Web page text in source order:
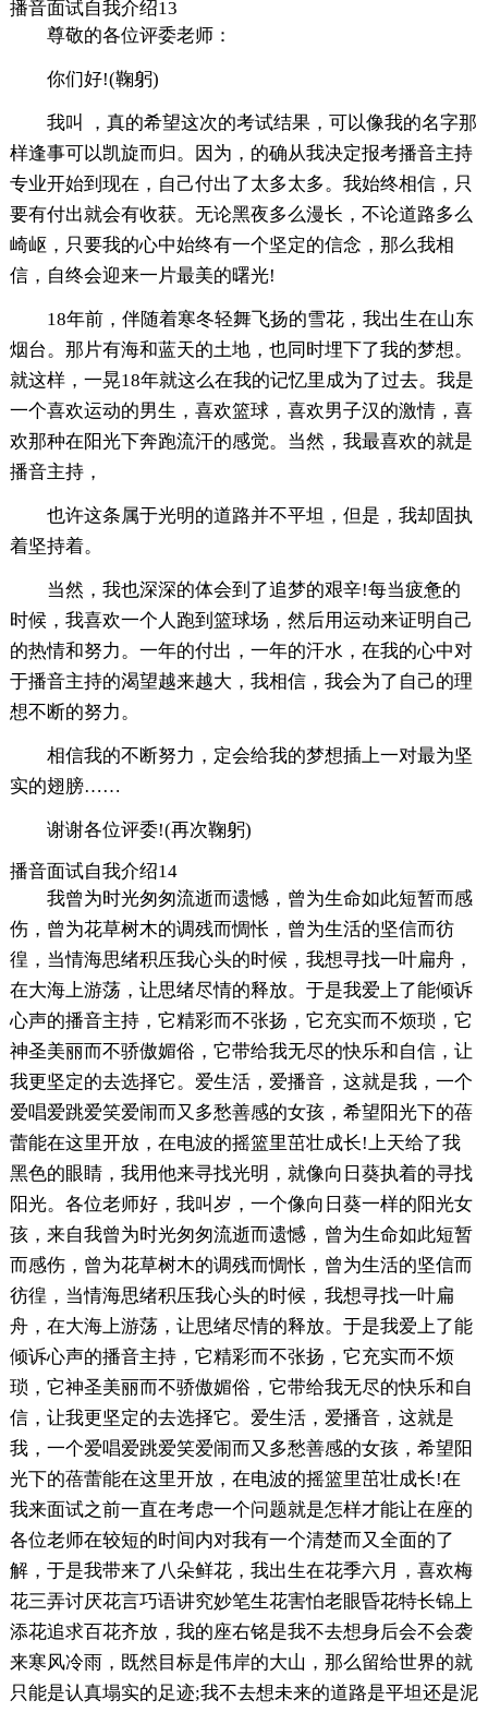
播音面试自我介绍13
尊敬的各位评委老师：
你们好!(鞠躬)
我叫 ，真的希望这次的考试结果，可以像我的名字那
样逢事可以凯旋而归。因为，的确从我决定报考播音主持
专业开始到现在，自己付出了太多太多。我始终相信，只
要有付出就会有收获。无论黑夜多么漫长，不论道路多么
崎岖，只要我的心中始终有一个坚定的信念，那么我相
信，自终会迎来一片最美的曙光!
18年前，伴随着寒冬轻舞飞扬的雪花，我出生在山东
烟台。那片有海和蓝天的土地，也同时埋下了我的梦想。
就这样，一晃18年就这么在我的记忆里成为了过去。我是
一个喜欢运动的男生，喜欢篮球，喜欢男子汉的激情，喜
欢那种在阳光下奔跑流汗的感觉。当然，我最喜欢的就是
播音主持，
也许这条属于光明的道路并不平坦，但是，我却固执
着坚持着。
当然，我也深深的体会到了追梦的艰辛!每当疲惫的
时候，我喜欢一个人跑到篮球场，然后用运动来证明自己
的热情和努力。一年的付出，一年的汗水，在我的心中对
于播音主持的渴望越来越大，我相信，我会为了自己的理
想不断的努力。
相信我的不断努力，定会给我的梦想插上一对最为坚
实的翅膀……
谢谢各位评委!(再次鞠躬)
播音面试自我介绍14
我曾为时光匆匆流逝而遗憾，曾为生命如此短暂而感
伤，曾为花草树木的调残而惆怅，曾为生活的坚信而彷
徨，当情海思绪积压我心头的时候，我想寻找一叶扁舟，
在大海上游荡，让思绪尽情的释放。于是我爱上了能倾诉
心声的播音主持，它精彩而不张扬，它充实而不烦琐，它
神圣美丽而不骄傲媚俗，它带给我无尽的快乐和自信，让
我更坚定的去选择它。爱生活，爱播音，这就是我，一个
爱唱爱跳爱笑爱闹而又多愁善感的女孩，希望阳光下的蓓
蕾能在这里开放，在电波的摇篮里茁壮成长!上天给了我
黑色的眼睛，我用他来寻找光明，就像向日葵执着的寻找
阳光。各位老师好，我叫岁，一个像向日葵一样的阳光女
孩，来自我曾为时光匆匆流逝而遗憾，曾为生命如此短暂
而感伤，曾为花草树木的调残而惆怅，曾为生活的坚信而
彷徨，当情海思绪积压我心头的时候，我想寻找一叶扁
舟，在大海上游荡，让思绪尽情的释放。于是我爱上了能
倾诉心声的播音主持，它精彩而不张扬，它充实而不烦
琐，它神圣美丽而不骄傲媚俗，它带给我无尽的快乐和自
信，让我更坚定的去选择它。爱生活，爱播音，这就是
我，一个爱唱爱跳爱笑爱闹而又多愁善感的女孩，希望阳
光下的蓓蕾能在这里开放，在电波的摇篮里茁壮成长!在
我来面试之前一直在考虑一个问题就是怎样才能让在座的
各位老师在较短的时间内对我有一个清楚而又全面的了
解，于是我带来了八朵鲜花，我出生在花季六月，喜欢梅
花三弄讨厌花言巧语讲究妙笔生花害怕老眼昏花特长锦上
添花追求百花齐放，我的座右铭是我不去想身后会不会袭
来寒风冷雨，既然目标是伟岸的大山，那么留给世界的就
只能是认真塌实的足迹;我不去想未来的道路是平坦还是泥